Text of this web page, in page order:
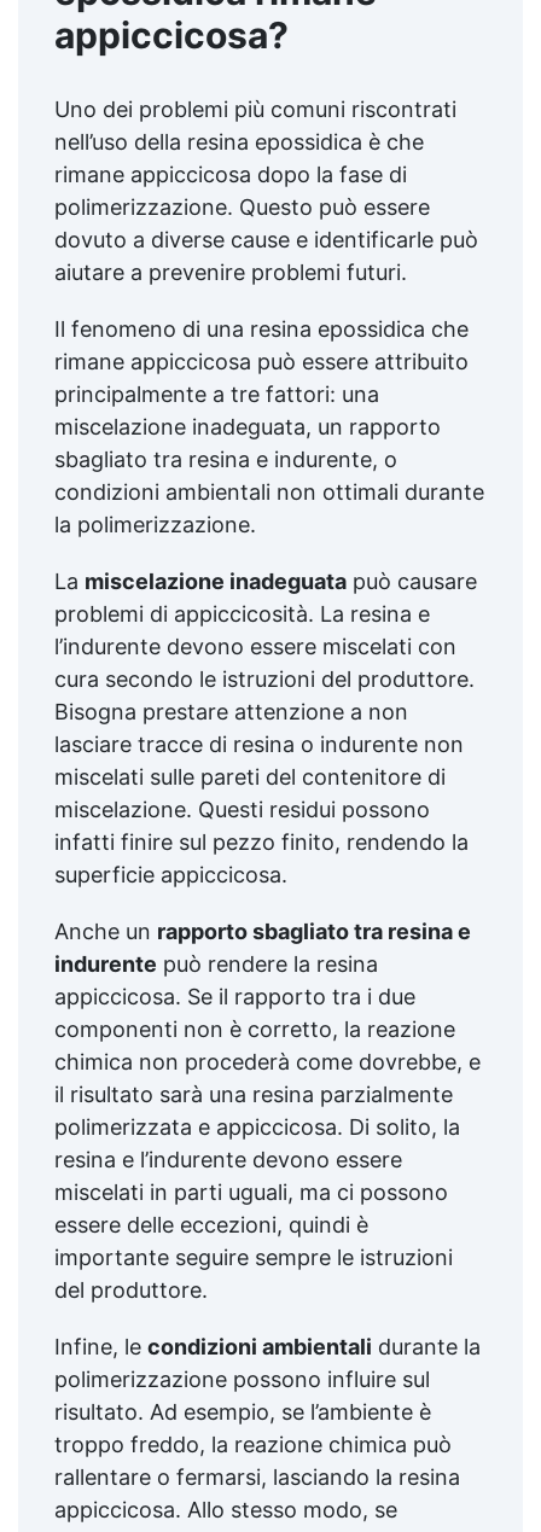
appiccicosa?
Uno dei problemi più comuni riscontrati
nell’uso della resina epossidica è che
rimane appiccicosa dopo la fase di
polimerizzazione. Questo può essere
dovuto a diverse cause e identificarle può
aiutare a prevenire problemi futuri.
Il fenomeno di una resina epossidica che
rimane appiccicosa può essere attribuito
principalmente a tre fattori: una
miscelazione inadeguata, un rapporto
sbagliato tra resina e indurente, o
condizioni ambientali non ottimali durante
la polimerizzazione.
La miscelazione inadeguata può causare
problemi di appiccicosità. La resina e
l’indurente devono essere miscelati con
cura secondo le istruzioni del produttore.
Bisogna prestare attenzione a non
lasciare tracce di resina o indurente non
miscelati sulle pareti del contenitore di
miscelazione. Questi residui possono
infatti finire sul pezzo finito, rendendo la
superficie appiccicosa.
Anche un rapporto sbagliato tra resina e
indurente può rendere la resina
appiccicosa. Se il rapporto tra i due
componenti non è corretto, la reazione
chimica non procederà come dovrebbe, e
il risultato sarà una resina parzialmente
polimerizzata e appiccicosa. Di solito, la
resina e l’indurente devono essere
miscelati in parti uguali, ma ci possono
essere delle eccezioni, quindi è
importante seguire sempre le istruzioni
del produttore.
Infine, le condizioni ambientali durante la
polimerizzazione possono influire sul
risultato. Ad esempio, se l’ambiente è
troppo freddo, la reazione chimica può
rallentare o fermarsi, lasciando la resina
appiccicosa. Allo stesso modo, se